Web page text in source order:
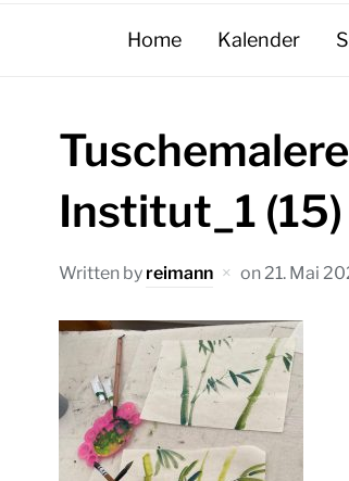
Home Kalender
Institut_1 (15)
Written by reimann on21. Mai